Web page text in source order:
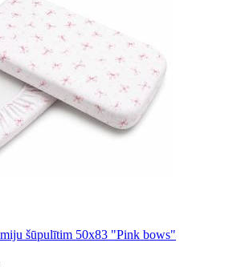
šūpulītim 50x83 "Pink bows"